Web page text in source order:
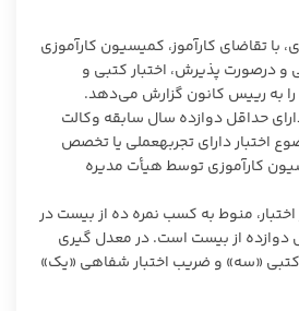
با تقاضای کارآموز، کمیسیون کارآموزی
و درصورت پذیرش، اختبار کتبی و
را به رییس کانون گزارش می‌دهد.
حداقل دوازده سال سابقه وکالت
اختبار دارای تجربهعملی یا تخصص
کارآموزی توسط هیأت مدیره
در اختبار، منوط به کسب نمره ده از بیست در
از بیست است. در معدل گیری
کتبی «سه» و ضریب اختبار شفاهی «یک»